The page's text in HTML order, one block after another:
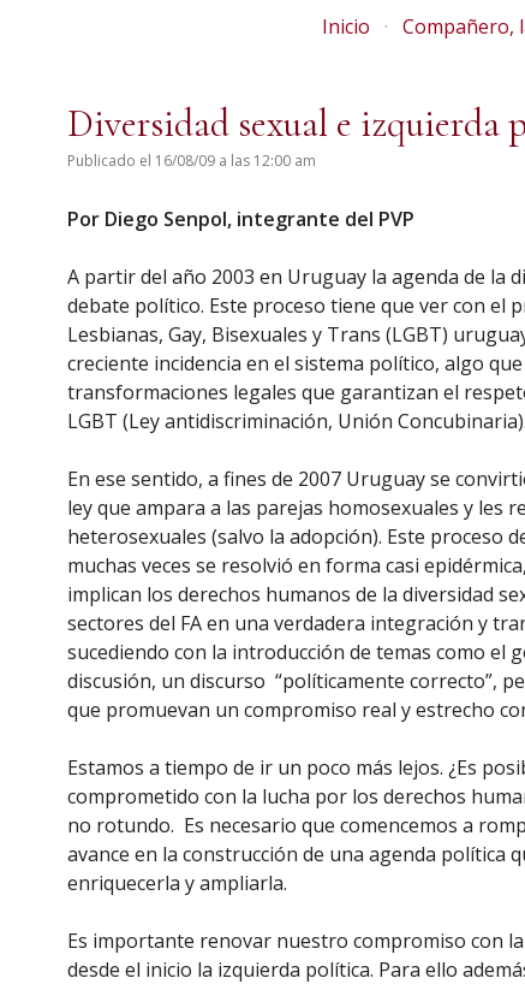
Inicio Compañero,
Diversidad sexual e
Publicado el 16/08/09 a las 12:00 am
Por Diego Senpol, integrante del PVP
A partir del año 2003 en Uruguay la agenda de la
debate político. Este proceso tiene que ver con
Lesbianas, Gay, Bisexuales y Trans (LGBT)
creciente incidencia en el sistema político, algo
transformaciones legales que garantizan el
LGBT (Ley antidiscriminación, Unión Concubinaria).
En ese sentido, a fines de 2007 Uruguay se
ley que ampara a las parejas homosexuales y les
heterosexuales (salvo la adopción). Este proceso
muchas veces se resolvió en forma casi
implican los derechos humanos de la diversidad
sectores del FA en una verdadera integración y
sucediendo con la introducción de temas como el
discusión, un discurso “políticamente correcto”,
que promuevan un compromiso real y estrecho
Estamos a tiempo de ir un poco más lejos. ¿Es
comprometido con la lucha por los derechos
no rotundo. Es necesario que comencemos a
avance en la construcción de una agenda política
enriquecerla y ampliarla.
Es importante renovar nuestro compromiso con
desde el inicio la izquierda política. Para ello